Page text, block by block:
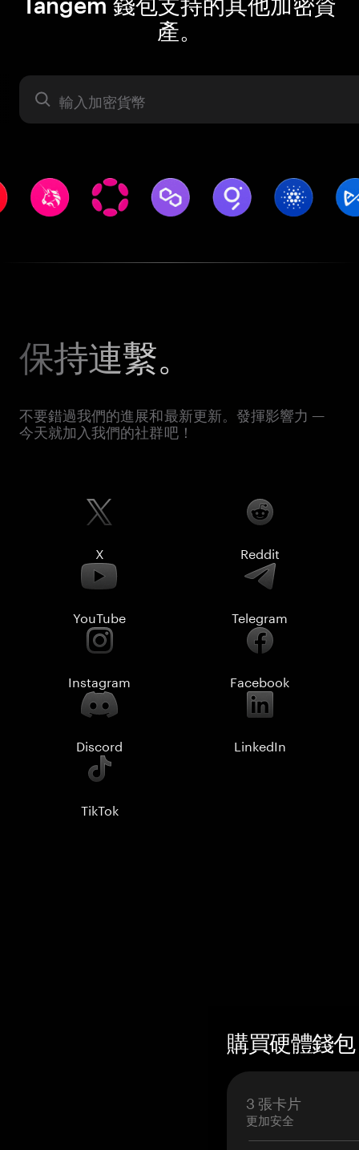
產。
資產
保持連繫。
不要錯過我們的進展和最新更新。發揮影響力 —
今天就加入我們的社群吧！
X Reddit
YouTube Telegram
Instagram Facebook
Discord LinkedIn
TikTok
購買硬體錢
3 張卡片
更加安全